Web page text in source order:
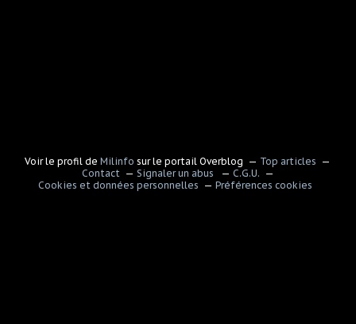
Voir le profil deMilinfo sur le portail Overblog
Top articles
Contact
Signaler un abus
C.G.U.
Cookies et données personnelles
Préférences cookies